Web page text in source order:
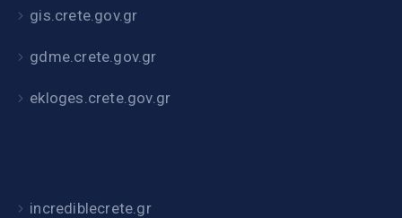
gis.crete.gov.gr
gdme.crete.gov.gr
ekloges.crete.gov.gr
incrediblecrete.gr